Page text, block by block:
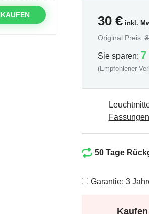
30€inkl.
Original Preis:
Sie sparen: 7
(Empfohlener
50 Tage
Garantie: 3